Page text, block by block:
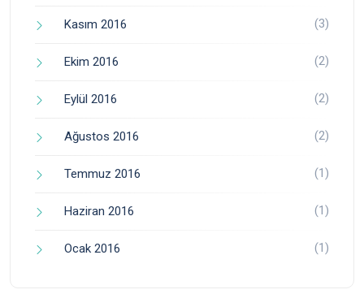
Kasım 2016 (3)
Ekim 2016 (2)
Eylül 2016 (2)
Ağustos 2016 (2)
Temmuz 2016 (1)
Haziran 2016 (1)
Ocak 2016 (1)